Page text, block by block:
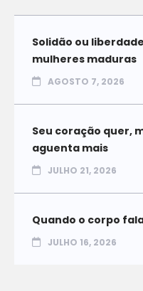
Solidão ou
mulheres maduras
AGOSTO 7, 2026
Seu coração quer,
aguenta mais
JULHO 21, 2026
Quando o corpo
JULHO 16, 2026